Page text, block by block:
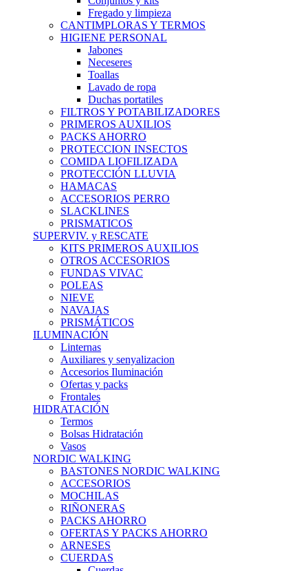
Fregado y limpieza
CANTIMPLORAS Y TERMOS
HIGIENE PERSONAL
Jabones
Neceseres
Toallas
Lavado de ropa
Duchas portatiles
FILTROS Y POTABILIZADORES
PRIMEROS AUXILIOS
PACKS AHORRO
PROTECCION INSECTOS
COMIDA LIOFILIZADA
PROTECCIÓN LLUVIA
HAMACAS
ACCESORIOS PERRO
SLACKLINES
PRISMATICOS
SUPERVIV. y RESCATE
KITS PRIMEROS AUXILIOS
OTROS ACCESORIOS
FUNDAS VIVAC
POLEAS
NIEVE
NAVAJAS
PRISMÁTICOS
ILUMINACIÓN
Linternas
Auxiliares y senyalizacion
Accesorios Iluminación
Ofertas y packs
Frontales
HIDRATACIÓN
Termos
Bolsas Hidratación
Vasos
NORDIC WALKING
BASTONES NORDIC WALKING
ACCESORIOS
MOCHILAS
RIÑONERAS
PACKS AHORRO
OFERTAS Y PACKS AHORRO
ARNESES
CUERDAS